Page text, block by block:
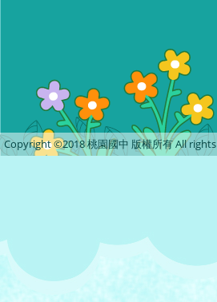
Copyright ©2018 桃園國中 版權所有 All